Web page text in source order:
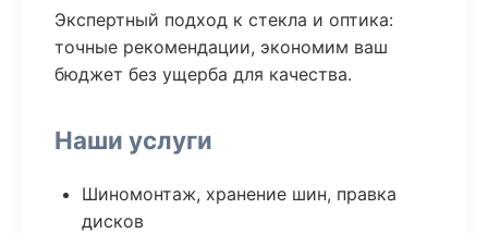
Экспертный подход к стекла и оптика:
точные рекомендации, экономим ваш
бюджет без ущерба для качества.
Наши услуги
Шиномонтаж, хранение шин, правка
дисков